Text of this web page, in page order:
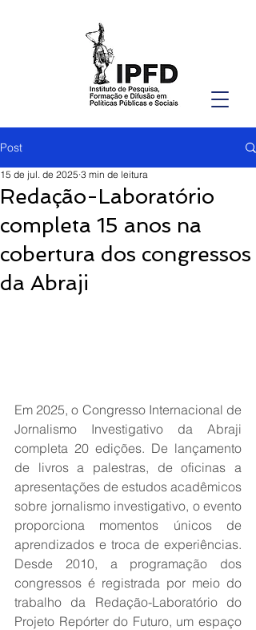
Post
Redação-Laboratório
completa 15 anos na
cobertura dos congressos
da Abraji
15 de jul. de 2025 3 min de leitura
Em 2025, o Congresso Internacional de
Jornalismo Investigativo da Abraji
completa 20 edições. De lançamento
de livros a palestras, de oficinas a
apresentações de estudos acadêmicos
sobre jornalismo investigativo, o evento
proporciona momentos únicos de
aprendizados e troca de experiências.
Desde 2010, a programação dos
congressos é registrada por meio do
trabalho da Redação-Laboratório do
Projeto Repórter do Futuro, um espaço